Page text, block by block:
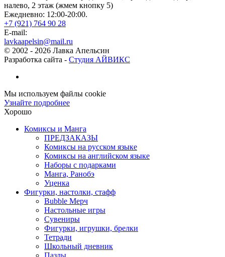
налево, 2 этаж (жмем кнопку 5)
Ежедневно: 12:00-20:00.
+7 (921) 764 90 28
E-mail:
lavkaapelsin@mail.ru
© 2002 - 2026 Лавка Апельсин
Разработка сайта - Студия АЙВИКС
Мы используем файлы cookie
Узнайте подробнее
Хорошо
Комиксы и Манга
ПРЕДЗАКАЗЫ
Комиксы на русском языке
Комиксы на английском языке
Наборы с подарками
Манга, Ранобэ
Уценка
Фигурки, настолки, стафф
Bubble Мерч
Настольные игры
Сувениры
Фигурки, игрушки, брелки
Тетради
Школьный дневник
Пазлы